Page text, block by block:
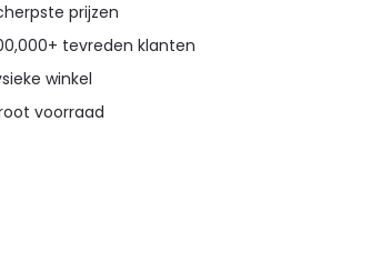
prijzen
tevreden klanten
winkel
voorraad